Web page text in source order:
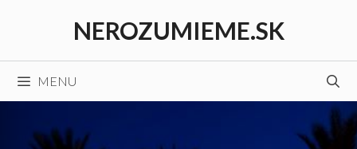
NEROZUMIEME.SK
MENU